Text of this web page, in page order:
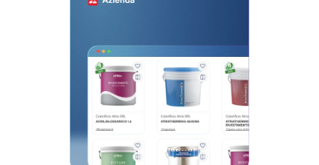
la presenza online e aumentare la
visibilità.
Scopri di più